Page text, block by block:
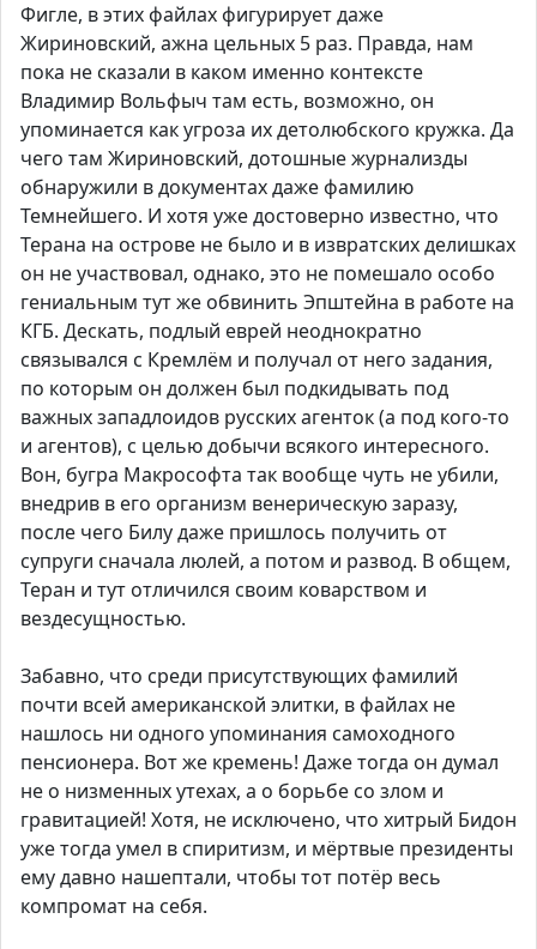
Фигле, в этих файлах фигурирует даже
Жириновский, ажна цельных 5 раз. Правда, нам
пока не сказали в каком именно контексте
Владимир Вольфыч там есть, возможно, он
упоминается как угроза их детолюбского кружка. Да
чего там Жириновский, дотошные журнализды
обнаружили в документах даже фамилию
Темнейшего. И хотя уже достоверно известно, что
Терана на острове не было и в извратских делишках
он не участвовал, однако, это не помешало особо
гениальным тут же обвинить Эпштейна в работе на
КГБ. Дескать, подлый еврей неоднократно
связывался с Кремлём и получал от него задания,
по которым он должен был подкидывать под
важных западлоидов русских агенток (а под кого-то
и агентов), с целью добычи всякого интересного.
Вон, бугра Макрософта так вообще чуть не убили,
внедрив в его организм венерическую заразу,
после чего Билу даже пришлось получить от
супруги сначала люлей, а потом и развод. В общем,
Теран и тут отличился своим коварством и
вездесущностью.
Забавно, что среди присутствующих фамилий
почти всей американской элитки, в файлах не
нашлось ни одного упоминания самоходного
пенсионера. Вот же кремень! Даже тогда он думал
не о низменных утехах, а о борьбе со злом и
гравитацией! Хотя, не исключено, что хитрый Бидон
уже тогда умел в спиритизм, и мёртвые президенты
ему давно нашептали, чтобы тот потёр весь
компромат на себя.